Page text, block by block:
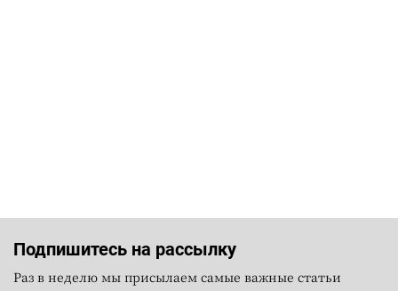
Подпишитесь на рассылку
Раз в неделю мы присылаем самые важные статьи